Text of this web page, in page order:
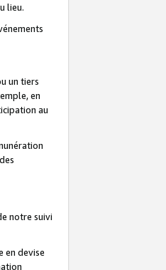
lieu.
un tiers
en
au
notre suivi
en devise